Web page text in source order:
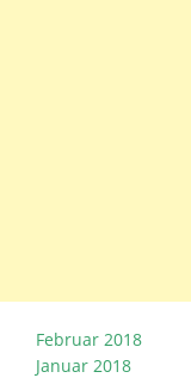
Februar 2018
Januar 2018